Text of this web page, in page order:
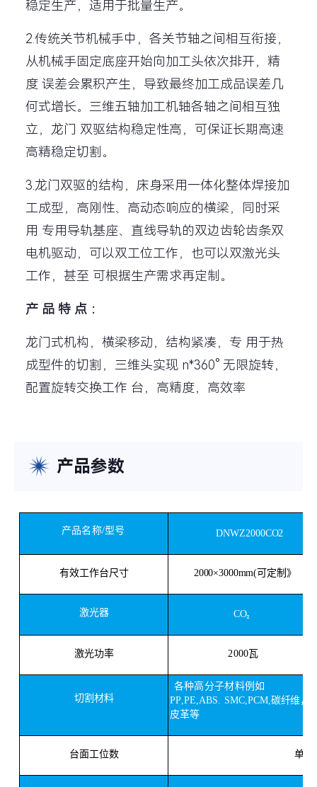
稳定生产，适用于批量生产。
2.传统关节机械手中，各关节轴之间相互衔接，
从机械手固定底座开始向加工头依次排开，精
度 误差会累积产生，导致最终加工成品误差几
何式增长。三维五轴加工机轴各轴之间相互独
立，龙门 双驱结构稳定性高，可保证长期高速
高精稳定切割。
3.龙门双驱的结构，床身采用一体化整体焊接加
工成型，高刚性、高动态响应的横梁，同时采
用 专用导轨基座、直线导轨的双边齿轮齿条双
电机驱动，可以双工位工作，也可以双激光头
工作，甚至 可根据生产需求再定制。
产 品 特 点 ：
龙门式机构，横梁移动，结构紧凑，专 用于热
成型件的切割，三维头实现 n*360° 无限旋转，
配置旋转交换工作 台，高精度，高效率
产品参数
产品名称/型号 DNWZ2000CO2
有效工作台尺寸 2000×3000mm(可定制》
激光器 CO₂
激光功率 2000瓦
切割材料
各种高分子材料例如
PP,PE ABS
SMC,PCM,碳纤维，
皮革等
台面工位数 单